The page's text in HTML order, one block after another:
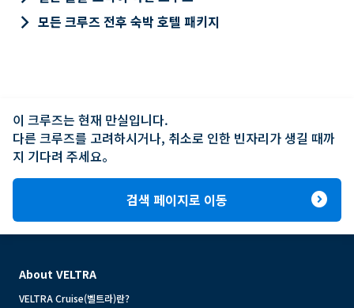
keyboard_arrow_right 모든 크루즈 전후 숙박 호텔 패키지
이 크루즈는 현재 만실입니다.
다른 크루즈를 고려하시거나, 취소로 인한 빈자리가 생길 때까
지 기다려 주세요。
검색 페이지로 이동 expand_circle_right
About VELTRA
VELTRA Cruise(벨트라)란?